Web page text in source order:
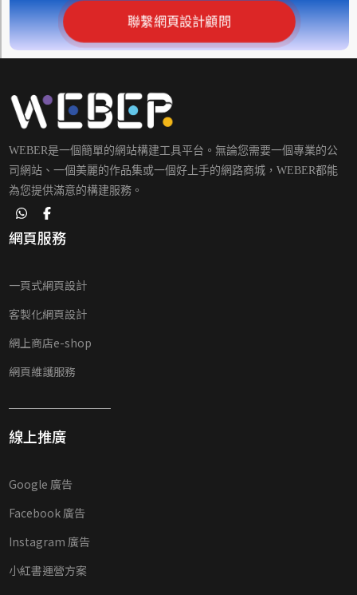
聯繫網頁設計顧問
WEBER是一個簡單的網站構建工具平台。無論您需要一個專業的公
司網站、一個美麗的作品集或一個好上手的網路商城，WEBER都能
為您提供滿意的構建服務。
網頁服務
一頁式網頁設計
客製化網頁設計
網上商店e-shop
網頁維護服務
線上推廣
Google 廣告
Facebook 廣告
Instagram 廣告
小紅書運營方案